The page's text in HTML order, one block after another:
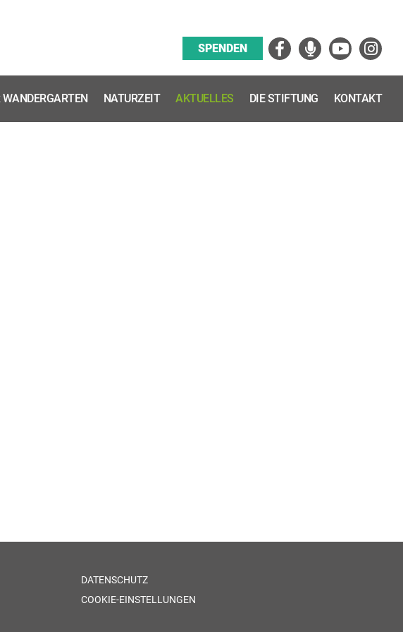
SPENDEN FacebookPodcastYouTube
NATURZEIT AKTUELLES DIE STIFTUNG KONTAKT
DATENSCHUTZ
COOKIE-EINSTELLUNGEN